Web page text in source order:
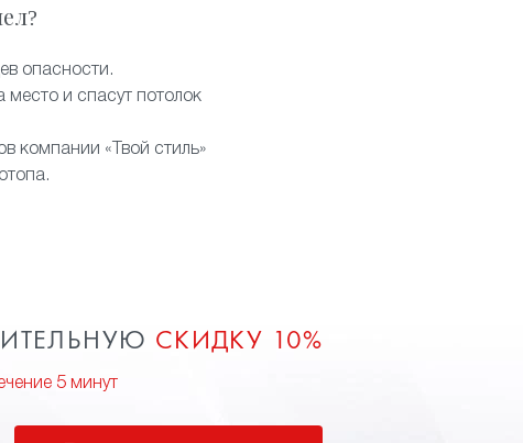
опасности.
и спасут потолок
компании «Твой стиль»
СКИДКУ 10%
5 минут